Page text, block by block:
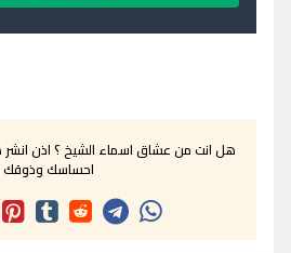
هل انت من عشاق اسماء الشيخ ؟ اذن
احساسك وذوقك